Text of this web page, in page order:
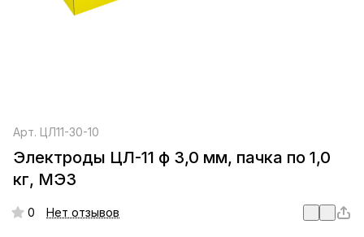
Арт. ЦЛ11-30-10
Электроды ЦЛ-11 ф 3,0 мм, пачка по 1,0
кг, МЭЗ
0 Нет отзывов